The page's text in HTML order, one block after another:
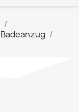
Badeanzug